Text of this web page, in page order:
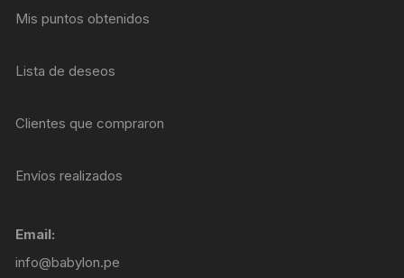
Mis puntos obtenidos
Lista de deseos
Clientes que compraron
Envíos realizados
Email:
info@babylon.pe